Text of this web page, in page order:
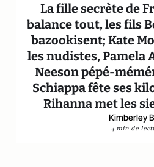
La fille secrète de
balance tout, les fils
bazookisent; Kate
les nudistes, Pamela
Neeson pépé-
Schiappa fête ses
Rihanna met les
Kimberley
4 min de